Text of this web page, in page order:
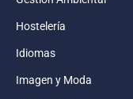
Hostelería
Idiomas
Imagen y Moda